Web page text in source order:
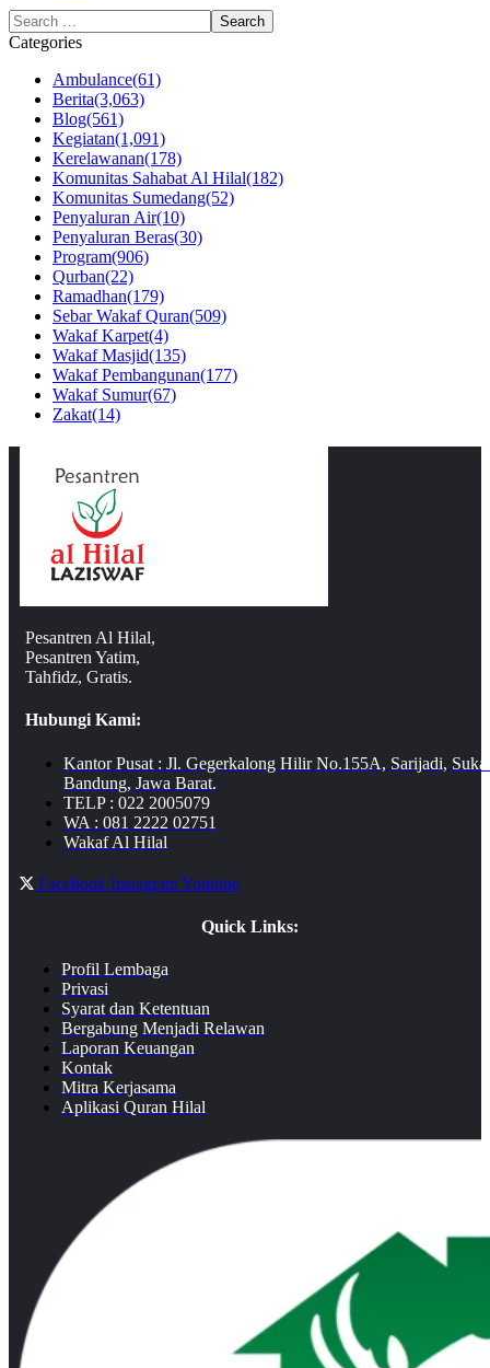
Categories
Ambulance(61)
Berita(3,063)
Blog(561)
Kegiatan(1,091)
Kerelawanan(178)
Komunitas Sahabat Al Hilal(182)
Komunitas Sumedang(52)
Penyaluran Air(10)
Penyaluran Beras(30)
Program(906)
Qurban(22)
Ramadhan(179)
Sebar Wakaf Quran(509)
Wakaf Karpet(4)
Wakaf Masjid(135)
Wakaf Pembangunan(177)
Wakaf Sumur(67)
Zakat(14)
Pesantren Al Hilal,
Pesantren Yatim,
Tahfidz, Gratis.
Hubungi Kami:
Kantor Pusat : Jl. Gegerkalong Hilir No.155A, Sarijadi,
Bandung, Jawa Barat.
TELP : 022 2005079
WA : 081 2222 02751
Wakaf Al Hilal
Facebook InstagramYoutube
Quick Links:
Profil Lembaga
Privasi
Syarat dan Ketentuan
Bergabung Menjadi Relawan
Laporan Keuangan
Kontak
Mitra Kerjasama
Aplikasi Quran Hilal